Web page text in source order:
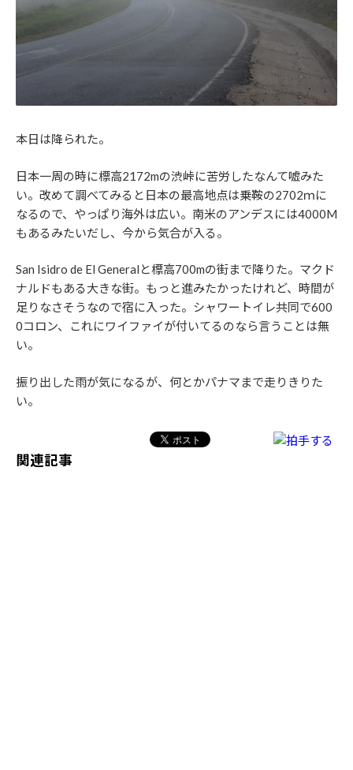
本日は降られた。
日本一周の時に標高2172mの渋峠に苦労したなんて嘘みた
い。改めて調べてみると日本の最高地点は乗鞍の2702ｍに
なるので、やっぱり海外は広い。南米のアンデスには4000M
もあるみたいだし、今から気合が入る。
San Isidro de El Generalと標高700mの街まで降りた。マクド
ナルドもある大きな街。もっと進みたかったけれど、時間が
足りなさそうなので宿に入った。シャワートイレ共同で600
0コロン、これにワイファイが付いてるのなら言うことは無
い。
振り出した雨が気になるが、何とかパナマまで走りきりた
い。
関連記事